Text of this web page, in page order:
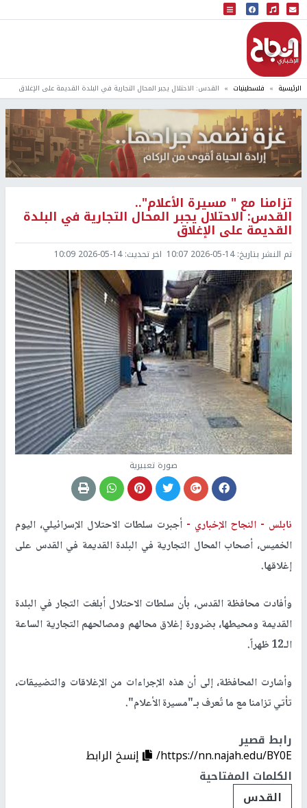
البث المباشر
إذاعة النجاح
الرئيسية فلسطينيات القدس: الاحتلال يجبر المحال التجارية في البلدة القديمة على الإغلاق
تزامنا مع " مسيرة الأعلام"..
القدس: الاحتلال يجبر المحال التجارية في البلدة
القديمة على الإغلاق
تم النشر بتاريخ:2026-05-14 10:07 اخر تحديث:2026-05-14 10:09
صورة تعبيرية
نابلس - النجاح الإخباري - أجبرت سلطات الاحتلال الإسرائيلي، اليوم
الخميس، أصحاب المحال التجارية في البلدة القديمة في القدس على
إغلاقها.
وأفادت محافظة القدس، بأن سلطات الاحتلال أبلغت التجار في البلدة
القديمة ومحيطها، بضرورة إغلاق محالهم ومصالحهم التجارية الساعة
الـ12 ظهراً.
وأشارت المحافظة، إلى أن هذه الإجراءات من الإغلاقات والتضييقات،
تأتي تزامنا مع ما تُعرف بـ"مسيرة الأعلام".
رابط قصير
https://nn.najah.edu/BY0E/
إنسخ الرابط
الكلمات المفتاحية
القدس